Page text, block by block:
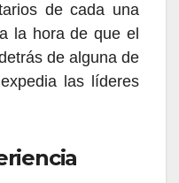
de cada una
la hora de que el
de alguna de
las líderes